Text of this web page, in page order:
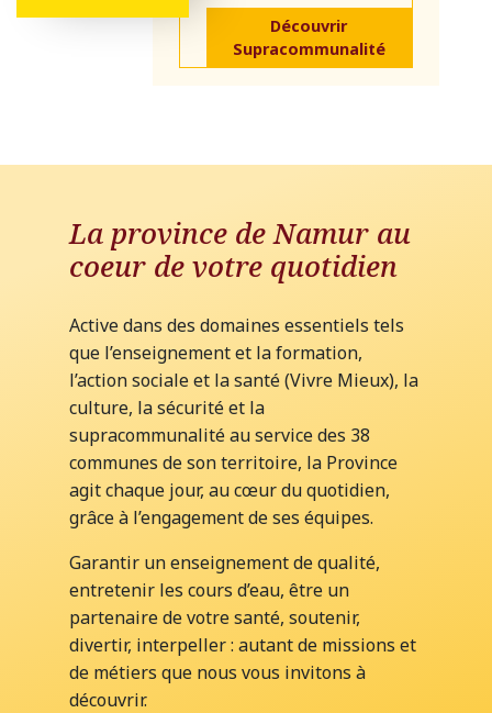
Découvrir
Supracommunalité
La province de Namur au
coeur de votre quotidien
Active dans des domaines essentiels tels
que l’enseignement et la formation,
l’action sociale et la santé (Vivre Mieux), la
culture, la sécurité et la
supracommunalité au service des 38
communes de son territoire, la Province
agit chaque jour, au cœur du quotidien,
grâce à l’engagement de ses équipes.
Garantir un enseignement de qualité,
entretenir les cours d’eau, être un
partenaire de votre santé, soutenir,
divertir, interpeller : autant de missions et
de métiers que nous vous invitons à
découvrir.